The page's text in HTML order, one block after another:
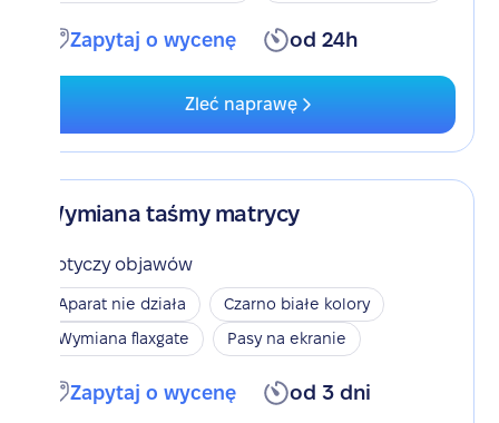
Zapytaj o wycenę od 24h
Zleć naprawę
Wymiana taśmy matrycy
Dotyczy objawów
Aparat nie działa
Czarno białe kolory
Wymiana flaxgate
Pasy na ekranie
Zapytaj o wycenę od 3 dni